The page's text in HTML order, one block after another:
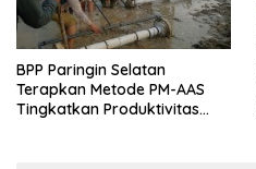
BPP Paringin Selatan
Terapkan Metode PM-AAS
Tingkatkan Produktivitas